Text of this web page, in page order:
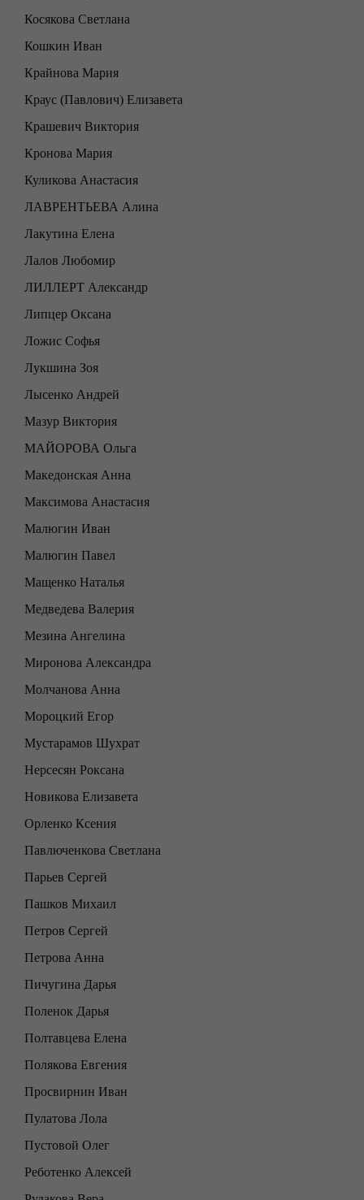
Косякова Светлана
Кошкин Иван
Крайнова Мария
Краус (Павлович) Елизавета
Крашевич Виктория
Кронова Мария
Куликова Анастасия
ЛАВРЕНТЬЕВА Алина
Лакутина Елена
Лалов Любомир
ЛИЛЛЕРТ Александр
Липцер Оксана
Ложис Софья
Лукшина Зоя
Лысенко Андрей
Мазур Виктория
МАЙОРОВА Ольга
Македонская Анна
Максимова Анастасия
Малюгин Иван
Малюгин Павел
Мащенко Наталья
Медведева Валерия
Мезина Ангелина
Миронова Александра
Молчанова Анна
Мороцкий Егор
Мустарамов Шухрат
Нерсесян Роксана
Новикова Елизавета
Орленко Ксения
Павлюченкова Светлана
Парьев Сергей
Пашков Михаил
Петров Сергей
Петрова Анна
Пичугина Дарья
Поленок Дарья
Полтавцева Елена
Полякова Евгения
Просвирнин Иван
Пулатова Лола
Пустовой Олег
Реботенко Алексей